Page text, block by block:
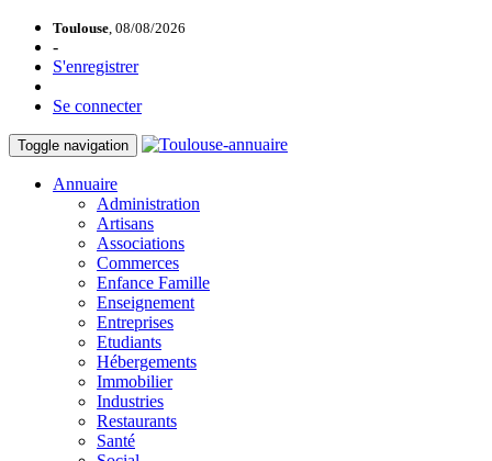
Toulouse, 08/08/2026
-
S'enregistrer
Se connecter
Toggle navigation
Annuaire
Administration
Artisans
Associations
Commerces
Enfance Famille
Enseignement
Entreprises
Etudiants
Hébergements
Immobilier
Industries
Restaurants
Santé